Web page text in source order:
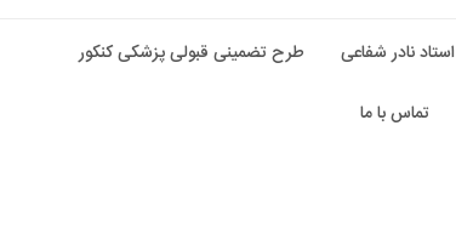
استاد نادر شفاعی طرح تضمینی قبولی پزشکی کنکور
تماس با ما